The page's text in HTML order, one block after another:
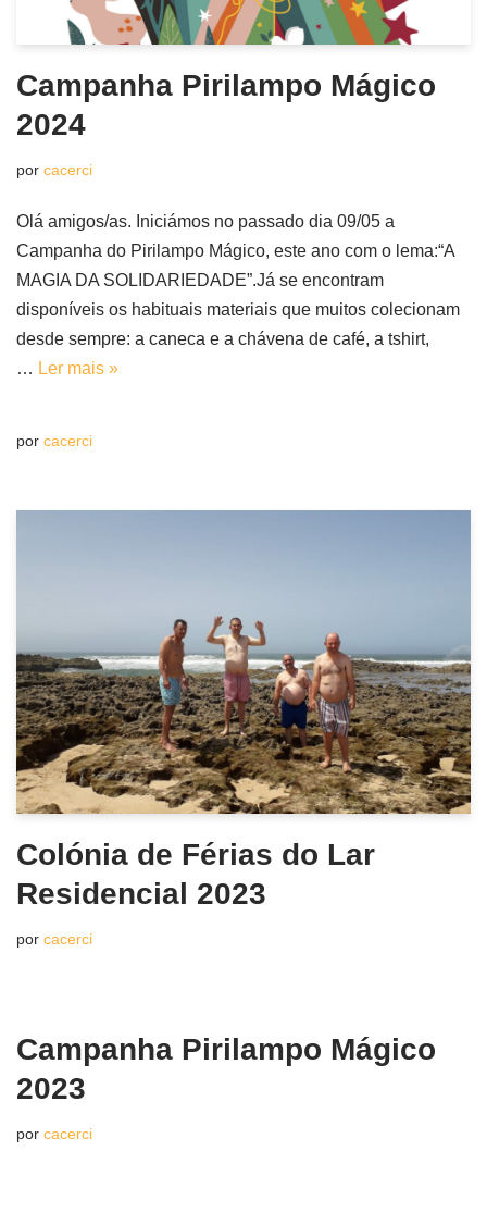
Campanha Pirilampo Mágico
2024
por cacerci
Olá amigos/as. Iniciámos no passado dia 09/05 a
Campanha do Pirilampo Mágico, este ano com o lema:“A
MAGIA DA SOLIDARIEDADE”.Já se encontram
disponíveis os habituais materiais que muitos colecionam
desde sempre: a caneca e a chávena de café, a tshirt,
… Ler mais »
por cacerci
Colónia de Férias do Lar
Residencial 2023
por cacerci
Campanha Pirilampo Mágico
2023
por cacerci